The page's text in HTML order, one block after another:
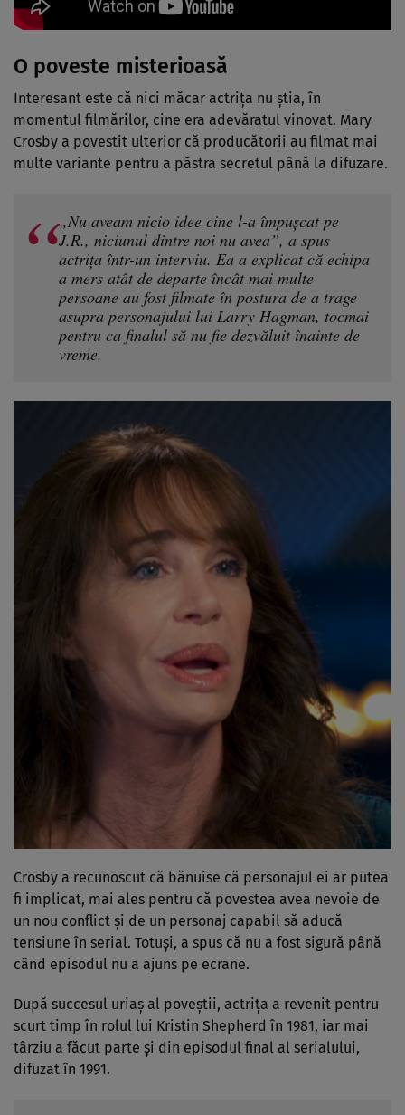
O poveste misterioasă
Interesant este că nici măcar actrița nu știa, în
momentul filmărilor, cine era adevăratul vinovat. Mary
Crosby a povestit ulterior că producătorii au filmat mai
multe variante pentru a păstra secretul până la difuzare.
„Nu aveam nicio idee cine l-a împușcat pe
J.R., niciunul dintre noi nu avea”, a spus
actrița într-un interviu. Ea a explicat că echipa
a mers atât de departe încât mai multe
persoane au fost filmate în postura de a trage
asupra personajului lui Larry Hagman, tocmai
pentru ca finalul să nu fie dezvăluit înainte de
vreme.
Crosby a recunoscut că bănuise că personajul ei ar putea
fi implicat, mai ales pentru că povestea avea nevoie de
un nou conflict și de un personaj capabil să aducă
tensiune în serial. Totuși, a spus că nu a fost sigură până
când episodul nu a ajuns pe ecrane.
După succesul uriaș al poveștii, actrița a revenit pentru
scurt timp în rolul lui Kristin Shepherd în 1981, iar mai
târziu a făcut parte și din episodul final al serialului,
difuzat în 1991.